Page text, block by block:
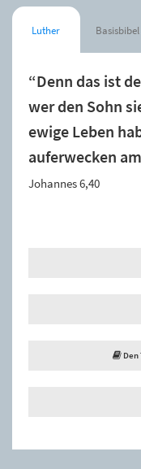
Luther Basisbibel
“Denn das ist
wer den Sohn
ewige Leben
auferwecken
Johannes 6,40